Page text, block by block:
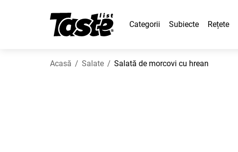
Categorii Subiecte Rețete
Acasă Salate Salată de morcovi cu hrean